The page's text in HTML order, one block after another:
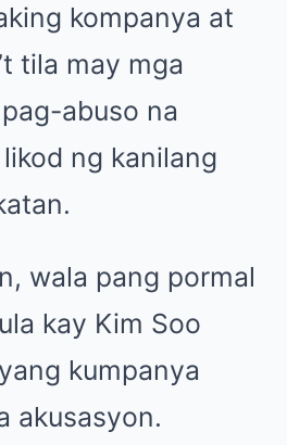
kompanya at
tila may mga
abuso na
ng kanilang
wala pang pormal
kay Kim Soo
kumpanya
akusasyon.